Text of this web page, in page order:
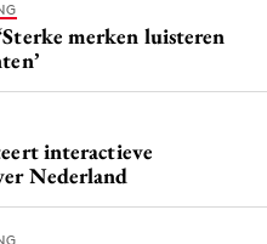
merken luisteren
interactieve
Nederland